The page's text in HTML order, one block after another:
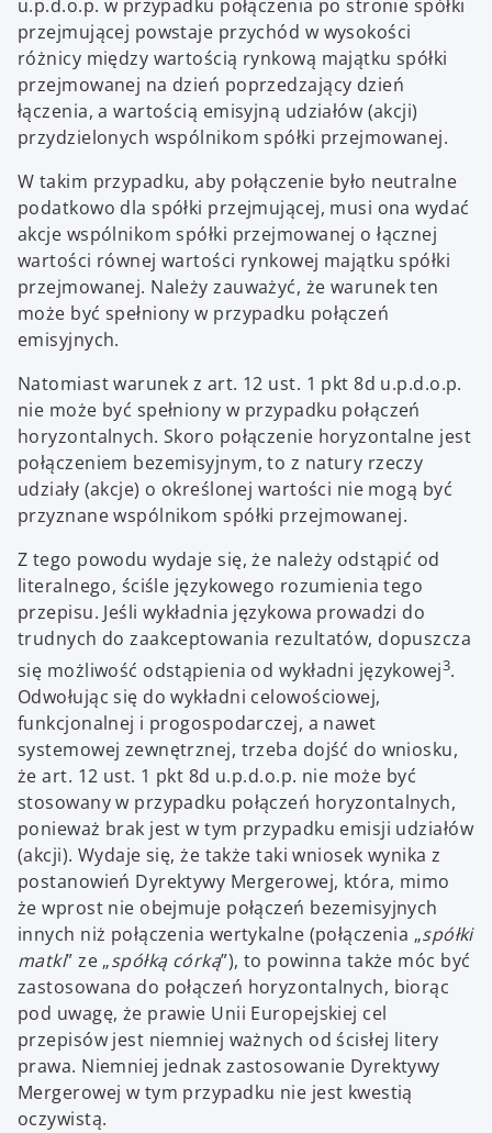
u.p.d.o.p. w przypadku połączenia po stronie spółki
przejmującej powstaje przychód w wysokości
różnicy między wartością rynkową majątku spółki
przejmowanej na dzień poprzedzający dzień
łączenia, a wartością emisyjną udziałów (akcji)
przydzielonych wspólnikom spółki przejmowanej.
W takim przypadku, aby połączenie było neutralne
podatkowo dla spółki przejmującej, musi ona wydać
akcje wspólnikom spółki przejmowanej o łącznej
wartości równej wartości rynkowej majątku spółki
przejmowanej. Należy zauważyć, że warunek ten
może być spełniony w przypadku połączeń
emisyjnych.
Natomiast warunek z art. 12 ust. 1 pkt 8d u.p.d.o.p.
nie może być spełniony w przypadku połączeń
horyzontalnych. Skoro połączenie horyzontalne jest
połączeniem bezemisyjnym, to z natury rzeczy
udziały (akcje) o określonej wartości nie mogą być
przyznane wspólnikom spółki przejmowanej.
Z tego powodu wydaje się, że należy odstąpić od
literalnego, ściśle językowego rozumienia tego
przepisu. Jeśli wykładnia językowa prowadzi do
trudnych do zaakceptowania rezultatów, dopuszcza
się możliwość odstąpienia od wykładni językowej3.
Odwołując się do wykładni celowościowej,
funkcjonalnej i progospodarczej, a nawet
systemowej zewnętrznej, trzeba dojść do wniosku,
że art. 12 ust. 1 pkt 8d u.p.d.o.p. nie może być
stosowany w przypadku połączeń horyzontalnych,
ponieważ brak jest w tym przypadku emisji udziałów
(akcji). Wydaje się, że także taki wniosek wynika z
postanowień Dyrektywy Mergerowej, która, mimo
że wprost nie obejmuje połączeń bezemisyjnych
innych niż połączenia wertykalne (połączenia „spółki
matki” ze „spółką córką”), to powinna także móc być
zastosowana do połączeń horyzontalnych, biorąc
pod uwagę, że prawie Unii Europejskiej cel
przepisów jest niemniej ważnych od ścisłej litery
prawa. Niemniej jednak zastosowanie Dyrektywy
Mergerowej w tym przypadku nie jest kwestią
oczywistą.